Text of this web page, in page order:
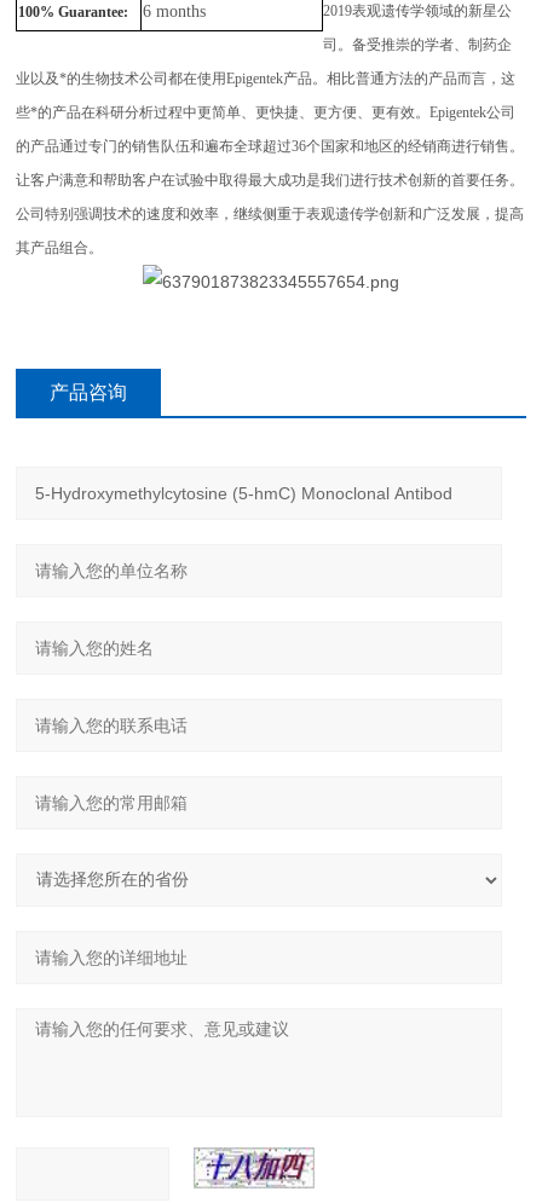
100% Guarantee: 6 months
2019表观遗传学领域的新星公
司。备受推崇的学者、制药企
业以及*的生物技术公司都在使用Epigentek产品。相比普通方法的产品而言，这
些*的产品在科研分析过程中更简单、更快捷、更方便、更有效。Epigentek公司
的产品通过专门的销售队伍和遍布全球超过36个国家和地区的经销商进行销售。
让客户满意和帮助客户在试验中取得最大成功是我们进行技术创新的首要任务。
公司特别强调技术的速度和效率，继续侧重于表观遗传学创新和广泛发展，提高
其产品组合。
产品咨询